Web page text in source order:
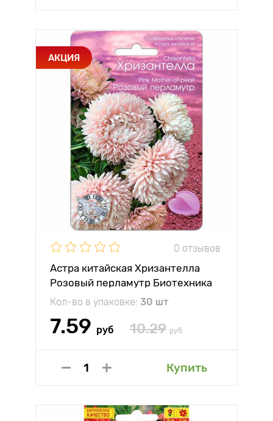
АКЦИЯ
0 отзывов
Астра китайская Хризантелла
Розовый перламутр Биотехника
Кол-во в упаковке: 30 шт
7.59 руб 10.29 руб
Купить